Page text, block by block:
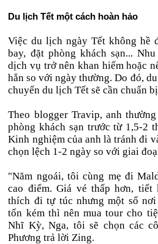
Du lịch Tết một cách hoàn hảo
Việc du lịch ngày Tết không hề
bay, đặt phòng khách sạn...
dịch vụ trở nên khan hiếm hoặc
hẳn so với ngày thường. Do đó,
chuyến du lịch Tết sẽ cần chuẩn
Theo blogger Travip, anh
phòng khách sạn trước từ 1,5-2
Kinh nghiệm của anh là tránh đi
chọn lệch 1-2 ngày so với giai
"Năm ngoái, tôi cùng mẹ đi
cao điểm. Giá vé thấp hơn,
thích đi tự túc nhưng một số
tốn kém thì nên mua tour cho
Nhĩ Kỳ, Nga, tôi sẽ chọn các
Phương trả lời Zing.